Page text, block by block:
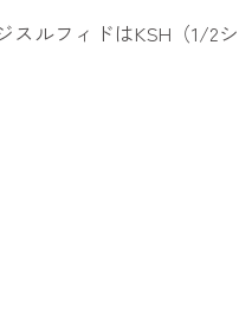
ルフィドはKSH（1/2シ